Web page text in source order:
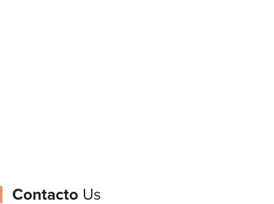
Contacto Us